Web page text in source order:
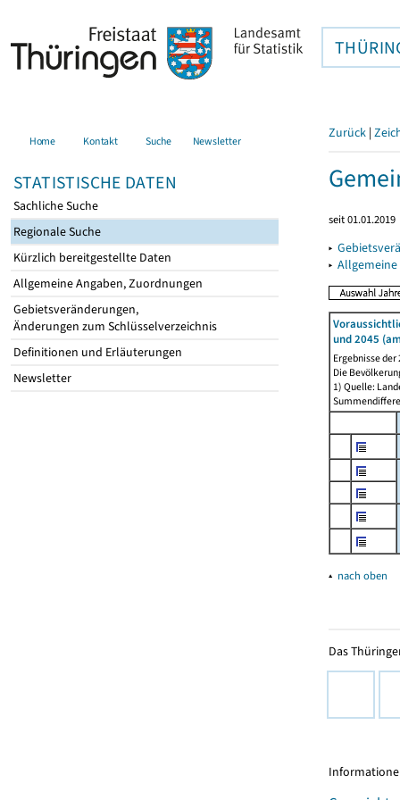
Home Kontakt Suche Newsletter
STATISTISCHE DATEN
Sachliche Suche
Regionale Suche
Kürzlich bereitgestellte Daten
Allgemeine Angaben, Zuordnungen
Gebietsveränderungen,
Änderungen zum Schlüsselverzeichnis
Definitionen und Erläuterungen
Newsletter
Zurück |
seit 01.01.2019
▸
▸
und 2045
Ergebnisse
Die
1) Quelle:
▴ nach oben
Das